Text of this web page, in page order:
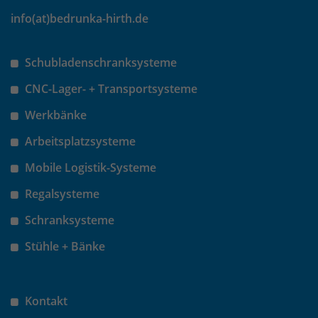
info(at)bedrunka-hirth.de
Schubladenschranksysteme
CNC-Lager- + Transportsysteme
Werkbänke
Arbeitsplatzsysteme
Mobile Logistik-Systeme
Regalsysteme
Schranksysteme
Stühle + Bänke
Kontakt
auf unserem Server gespeichert und
Name _pk_ref
Laufzeit 6 Monate
Zweck
Das Cookie wird von Matomo
um Besucher-, Sitzungs- und
die Nutzung der Website für den